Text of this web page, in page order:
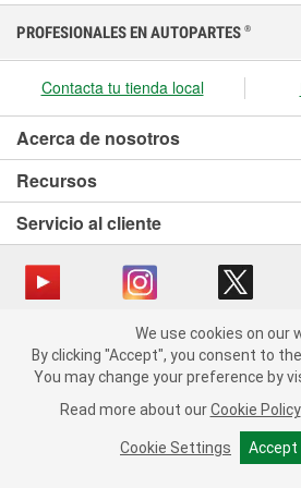
We use cookies on our website. By
to the use of All the
You may change your preference by
Read more about our Cookie Policy
Cookie Settings Accept
PROFESIONALES EN AUTOPARTES ®
Contacta tu tienda local
Acerca de nosotros
Recursos
Servicio al cliente
Copyright © 2008-2026 O’Reilly Auto Parts v
catalog_main
Política de privacidad
Ley de transparencia
de California
We use cookies on our
By clicking "Accept", you consent to
You may change your preference by
Read more about our Cookie Policy
Cookie Settings Accept